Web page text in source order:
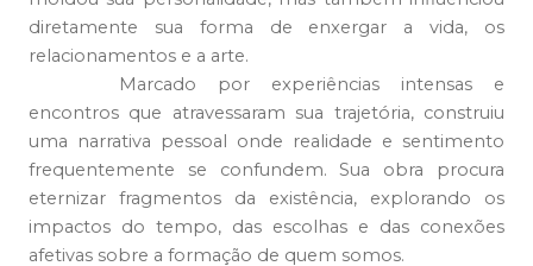
diretamente sua forma de enxergar a vida, os
relacionamentos e a arte.
Marcado por experiências intensas e
encontros que atravessaram sua trajetória, construiu
uma narrativa pessoal onde realidade e sentimento
frequentemente se confundem. Sua obra procura
eternizar fragmentos da existência, explorando os
impactos do tempo, das escolhas e das conexões
afetivas sobre a formação de quem somos.